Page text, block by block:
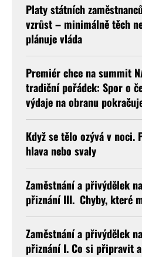
Platy státních
vzrůst – minimálně těch
plánuje vláda
Premiér chce na summit
tradiční pořádek: Spor o
výdaje na obranu
Když se tělo ozývá v noci.
hlava nebo svaly
Zaměstnání a přivýdělek
přiznání III. Chyby, které
Zaměstnání a přivýdělek
přiznání I. Co si připravit